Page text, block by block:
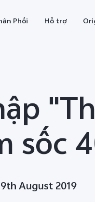
Phối Hỗ trợ
sốc
August 2019